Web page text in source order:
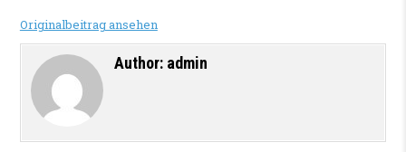
Originalbeitrag ansehen
Author: admin